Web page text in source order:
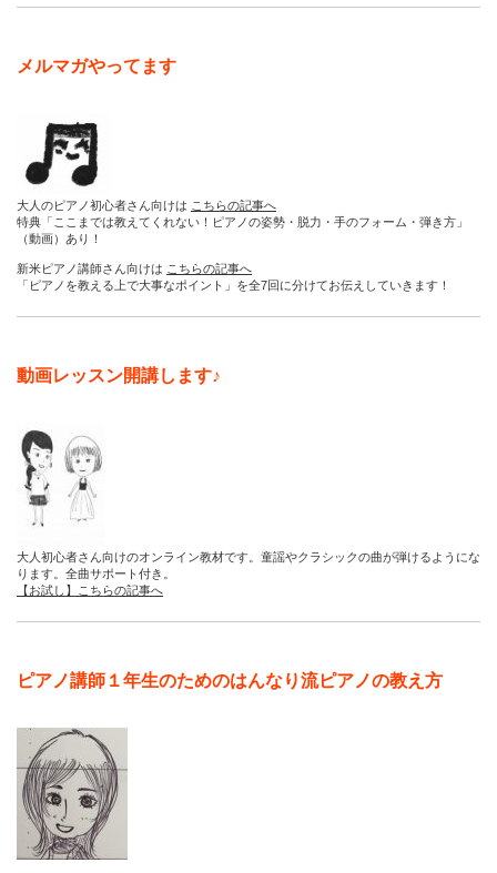
メルマガやってます
大人のピアノ初心者さん向けは こちらの記事へ
特典「ここまでは教えてくれない！ピアノの姿勢・脱力・手のフォーム・弾き方」
（動画）あり！
新米ピアノ講師さん向けは こちらの記事へ
「ピアノを教える上で大事なポイント」を全7回に分けてお伝えしていきます！
動画レッスン開講します♪
大人初心者さん向けのオンライン教材です。童謡やクラシックの曲が弾けるようにな
ります。全曲サポート付き。
【お試し】こちらの記事へ
ピアノ講師１年生のためのはんなり流ピアノの教え方